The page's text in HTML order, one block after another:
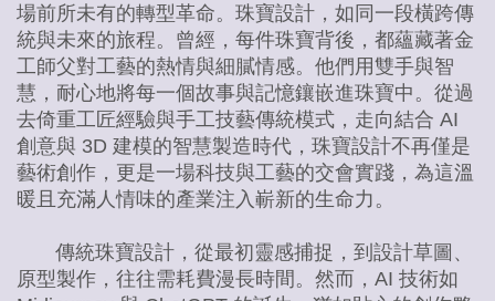
場前所未有的轉型革命。珠寶設計，如同一段橫跨傳
統與未來的旅程。曾經，每件珠寶背後，都蘊藏著金
工師父對工藝的熱情與細膩情感。他們用雙手與智
慧，耐心地將每一個故事與記憶鑲嵌進珠寶中。從過
去倚重工匠經驗與手工技藝傳統模式，走向結合 AI
創意與 3D 建模的智慧製造時代，珠寶設計不再僅是
藝術創作，更是一場科技與工藝的交會實踐，為這溫
暖且充滿人情味的產業注入嶄新的生命力。
傳統珠寶設計，從最初靈感捕捉，到設計草圖、
原型製作，往往需耗費漫長時間。然而，AI 技術如